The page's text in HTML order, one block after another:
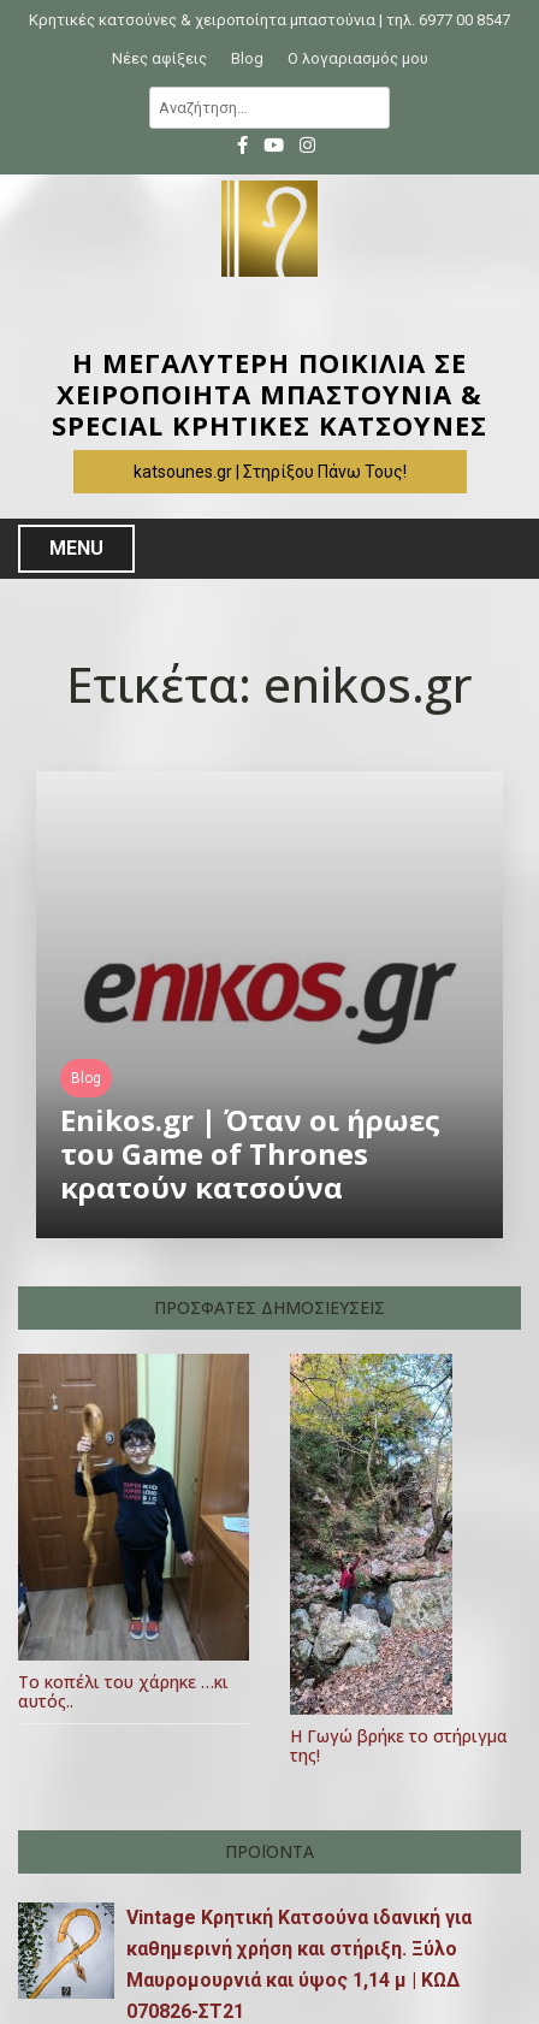
o
Κρητικές κατσούνες & χειροποίητα μπαστούνια | τηλ. 6977 00 8547
Νέες αφίξεις Blog Ο λογαριασμός μου
ν
η
γ
ι
:
Η ΜΕΓΑΛΥΤΕΡΗ ΠΟΙΚΙΛΙΑ ΣΕ
ΧΕΙΡΟΠΟΙΗΤΑ ΜΠΑΣΤΟΥΝΙΑ &
SPECIAL ΚΡΗΤΙΚΕΣ ΚΑΤΣΟΥΝΕΣ
katsounes.gr | Στηρίξου Πάνω Τους!
MENU
Ετικέτα: enikos.gr
Blog
Enikos.gr | Όταν οι ήρωες
του Game of Thrones
κρατούν κατσούνα
ΠΡΟΣΦΑΤΕΣ ΔΗΜΟΣΙΕΥΣΕΙΣ
Το κοπέλι του χάρηκε …κι
αυτός..
Η Γωγώ βρήκε το στήριγμα
της!
ΠΡΟΪΌΝΤΑ
Vintage Κρητική Κατσούνα ιδανική για
καθημερινή χρήση και στήριξη. Ξύλο
Μαυρομουρνιά και ύψος 1,14 μ | ΚΩΔ
070826-ΣΤ21